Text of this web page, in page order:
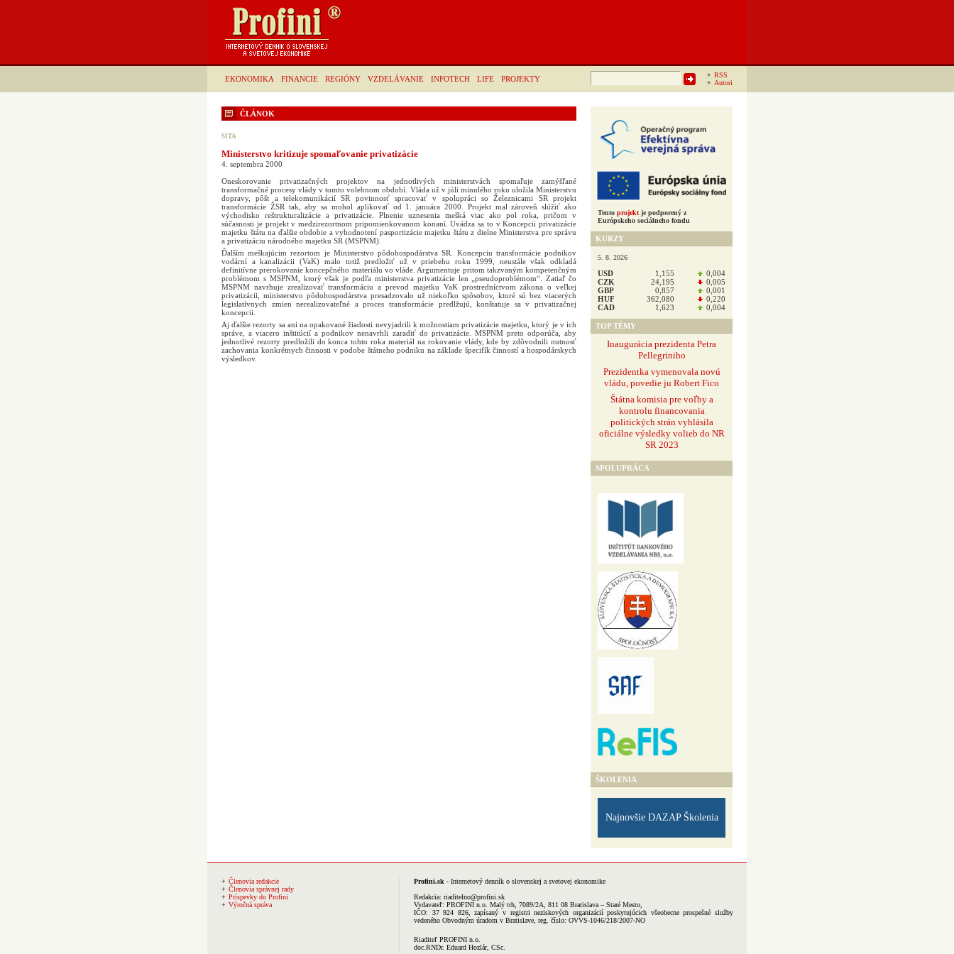
EKONOMIKA FINANCIE REGIÓNY VZDELÁVANIE INFOTECH LIFE PROJEKTY
RSS
Autori
Hľadať:
ČLÁNOK
SITA
Ministerstvo kritizuje spomaľovanie privatizácie
4. septembra 2000
Oneskorovanie privatizačných projektov na jednotlivých ministerstvách spomaľuje zamýšľané
transformačné procesy vlády v tomto volebnom období. Vláda už v júli minulého roku uložila Ministerstvu
dopravy, pôšt a telekomunikácií SR povinnosť spracovať v spolupráci so Železnicami SR projekt
transformácie ŽSR tak, aby sa mohol aplikovať od 1. januára 2000. Projekt mal zároveň slúžiť ako
východisko reštrukturalizácie a privatizácie. Plnenie uznesenia mešká viac ako pol roka, pričom v
súčasnosti je projekt v medzirezortnom pripomienkovanom konaní. Uvádza sa to v Koncepcii privatizácie
majetku štátu na ďalšie obdobie a vyhodnotení pasportizácie majetku štátu z dielne Ministerstva pre správu
a privatizáciu národného majetku SR (MSPNM).
Ďalším meškajúcim rezortom je Ministerstvo pôdohospodárstva SR. Koncepciu transformácie podnikov
vodární a kanalizácii (VaK) malo totiž predložiť už v priebehu roku 1999, neustále však odkladá
definitívne prerokovanie koncepčného materiálu vo vláde. Argumentuje pritom takzvaným kompetenčným
problémom s MSPNM, ktorý však je podľa ministerstva privatizácie len „pseudoproblémom“. Zatiaľ čo
MSPNM navrhuje zrealizovať transformáciu a prevod majetku VaK prostredníctvom zákona o veľkej
privatizácii, ministerstvo pôdohospodárstva presadzovalo už niekoľko spôsobov, ktoré sú bez viacerých
legislatívnych zmien nerealizovateľné a proces transformácie predlžujú, konštatuje sa v privatizačnej
koncepcii.
Aj ďalšie rezorty sa ani na opakované žiadosti nevyjadrili k možnostiam privatizácie majetku, ktorý je v ich
správe, a viacero inštitúcií a podnikov nenavrhli zaradiť do privatizácie. MSPNM preto odporúča, aby
jednotlivé rezorty predložili do konca tohto roka materiál na rokovanie vlády, kde by zdôvodnili nutnosť
zachovania konkrétnych činnosti v podobe štátneho podniku na základe špecifík činností a hospodárskych
výsledkov.
Tento projekt je podporený z
Európskeho sociálneho fondu
KURZY
5. 8. 2026
USD 1,155
0,004
CZK
24,195
0,005
GBP
0,857
0,001
HUF
362,080
0,220
CAD
1,623 0,004
TOP TÉMY
Inaugurácia prezidenta Petra
Pellegriniho
Prezidentka vymenovala novú
vládu, povedie ju Robert Fico
Štátna komisia pre voľby a
kontrolu financovania
politických strán vyhlásila
oficiálne výsledky volieb do NR
SR 2023
SPOLUPRÁCA
ŠKOLENIA
Najnovšie DAZAP Školenia
Členovia redakcie
Členovia správnej rady
Príspevky do Profini
Výročná správa
Profini.sk - Internetový denník o slovenskej a svetovej ekonomike
Redakcia: riaditelno@profini.sk
Vydavateľ: PROFINI n.o. Malý trh, 7089/2A, 811 08 Bratislava – Staré Mesto,
IČO: 37 924 826, zapísaný v registri neziskových organizácií poskytujúcich všeobecne prospešné služby
vedeného Obvodným úradom v Bratislave, reg. číslo: OVVS-1046/218/2007-NO
Riaditeľ PROFINI n.o.
doc.RNDr. Eduard Hozlár, CSc.